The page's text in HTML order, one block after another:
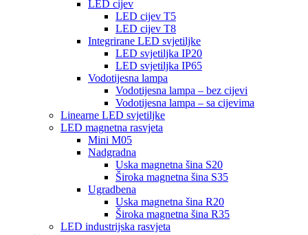
LED cijev
LED cijev T5
LED cijev T8
Integrirane LED svjetiljke
LED svjetiljka IP20
LED svjetiljka IP65
Vodotijesna lampa
Vodotijesna lampa – bez cijevi
Vodotijesna lampa – sa cijevima
Linearne LED svjetiljke
LED magnetna rasvjeta
Mini M05
Nadgradna
Uska magnetna šina S20
Široka magnetna šina S35
Ugradbena
Uska magnetna šina R20
Široka magnetna šina R35
LED industrijska rasvjeta